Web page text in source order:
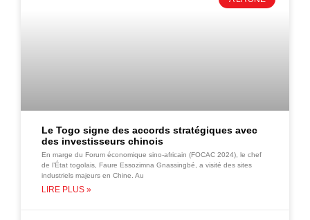
Le Togo signe des accords stratégiques avec
des investisseurs chinois
En marge du Forum économique sino-africain (FOCAC 2024), le chef
de l’État togolais, Faure Essozimna Gnassingbé, a visité des sites
industriels majeurs en Chine. Au
LIRE PLUS »